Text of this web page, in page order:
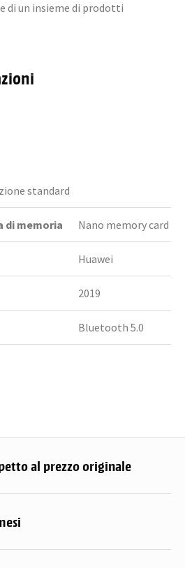
un insieme di prodotti
standard
di memoria Nano memory card
Huawei
2019
Bluetooth 5.0
al prezzo originale